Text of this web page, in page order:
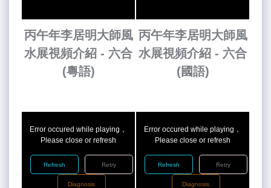
丙午年李居明大師風
水展視頻介紹 - 六合
(粵語)
丙午年李居明大師風
水展視頻介紹 - 六合
(國語)
Error occured while playing，
Please close or refresh
Refresh Retry
Diagnosis
Error occured while playing，
Please close or refresh
Refresh Retry
Diagnosis